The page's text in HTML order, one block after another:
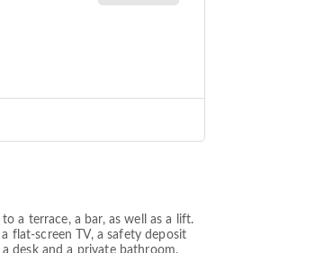
a terrace, a bar, as well as a lift.
flat-screen TV, a safety deposit
desk and a private bathroom.